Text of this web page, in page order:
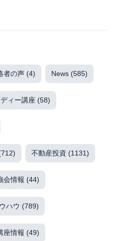
者の声 (4) News (585)
ィー講座 (58)
不動産投資 (1131)
会情報 (44)
ハウ (789)
座情報 (49)